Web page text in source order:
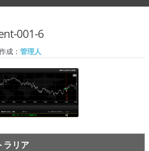
リア
プション
しかた
001-6
成： 管理人
ラリア